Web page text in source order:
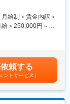
営業、トレーナ
と的確なコミュ
、信頼関係を構築
ならず、コミュニ
給制＜賃金内訳＞
＞250,000円～
月給(月額)は固定手
頼する
ントサービス）